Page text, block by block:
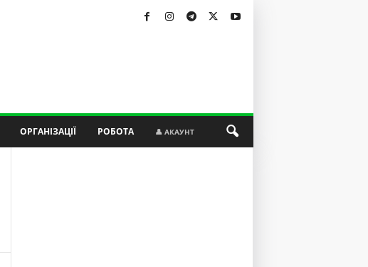
ОРГАНІЗАЦІЇ РОБОТА 👤 АКАУНТ